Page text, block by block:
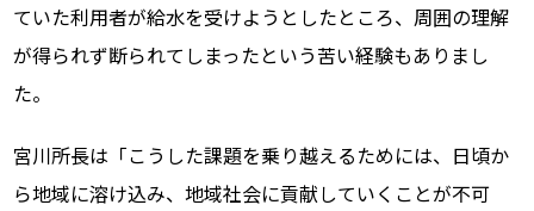
ていた利用者が給水を受けようとしたところ、周囲の理解
が得られず断られてしまったという苦い経験もありまし
た。
宮川所長は「こうした課題を乗り越えるためには、日頃か
ら地域に溶け込み、地域社会に貢献していくことが不可